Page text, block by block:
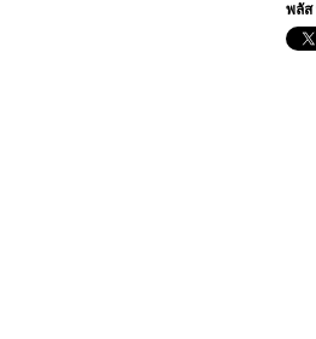
พลัส